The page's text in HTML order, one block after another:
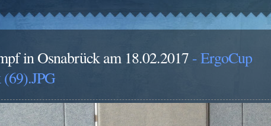
in Osnabrück am 18.02.2017 - ErgoCup